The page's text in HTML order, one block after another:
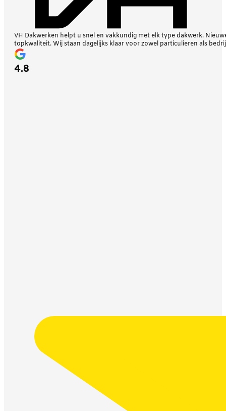
VH Dakwerken helpt u snel en vakkundig met elk type dakwerk.
topkwaliteit. Wij staan dagelijks klaar voor zowel particulieren als
4.8